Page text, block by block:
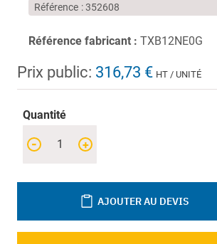
Référence 352608
Référence fabricant : TXB12NE0G
Prix public: 316,73 € HT / UNITÉ
Quantité
+
-
AJOUTER AU DEVIS